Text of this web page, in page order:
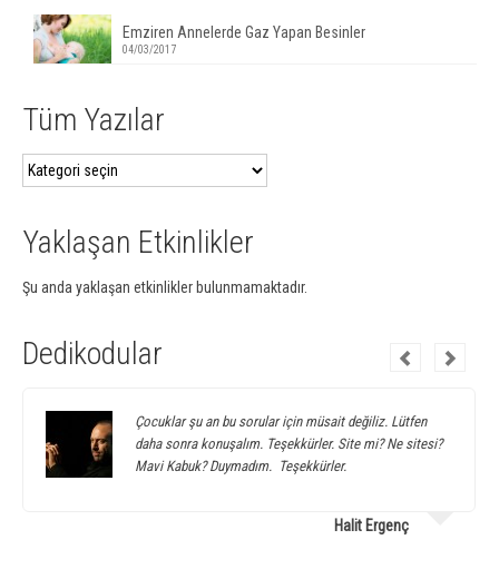
Emziren Annelerde Gaz Yapan Besinler
04/03/2017
Tüm Yazılar
Tüm
Yazılar
Yaklaşan Etkinlikler
Şu anda yaklaşan etkinlikler bulunmamaktadır.
Dedikodular
Çocuklar şu an bu sorular için müsait değiliz. Lütfen
daha sonra konuşalım. Teşekkürler. Site mi? Ne sitesi?
Mavi Kabuk? Duymadım. Teşekkürler.
Halit Ergenç